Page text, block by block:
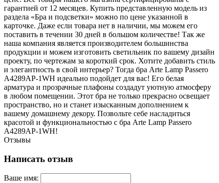
гарантией от 12 месяцев. Купить представленную модель из
раздела «Бра и подсветки» можно по цене указанной в
карточке. Даже если товара нет в наличии, мы можем его
поставить в течении 30 дней в большом количестве! Так же
наша компания является производителем большинства
продукции и можем изготовить светильник по вашему дизайн
проекту, по чертежам за короткий срок. Хотите добавить стиль
и элегантность в свой интерьер? Тогда бра Arte Lamp Passero
A4289AP-1WH идеально подойдет для вас! Его белая
арматура и прозрачные плафоны создадут уютную атмосферу
в любом помещении. Этот бра не только прекрасно освещает
пространство, но и станет изысканным дополнением к
вашему домашнему декору. Позвольте себе насладиться
красотой и функциональностью с бра Arte Lamp Passero
A4289AP-1WH!
Отзывы
Написать отзыв
Ваше имя: